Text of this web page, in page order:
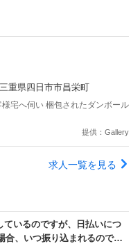
三重県四日市市昌栄町
宅へ伺い 梱包されたダンボール
提供：Gallery
求人一覧を見る
いるのですが、日払いにつ
合、いつ振り込まれるのでし